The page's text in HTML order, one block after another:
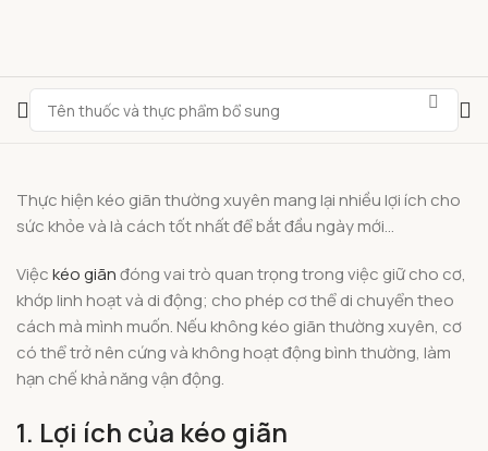
Thực hiện kéo giãn thường xuyên mang lại nhiều lợi ích cho
sức khỏe và là cách tốt nhất để bắt đầu ngày mới…
Việckéo giãnđóng vai trò quan trọng trong việc giữ cho cơ,
khớp linh hoạt và di động; cho phép cơ thể di chuyển theo
cách mà mình muốn. Nếu không kéo giãn thường xuyên, cơ
có thể trở nên cứng và không hoạt động bình thường, làm
hạn chế khả năng vận động.
1. Lợi ích của kéo giãn